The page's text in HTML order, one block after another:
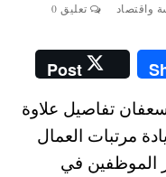
واقتصاد تعليق 0
Post
تفاصيل علاوة
مصر وزيادة مرتبات العمال
الموظفين في